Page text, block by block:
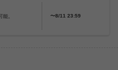
。 〜8/11 23:59